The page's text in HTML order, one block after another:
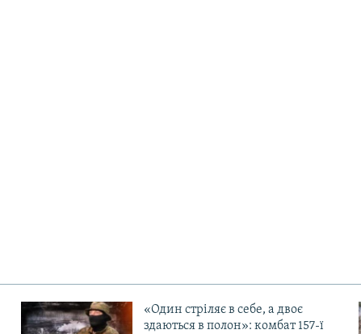
«Один стріляє в себе, а двоє
здаються в полон»: комбат 157-ї